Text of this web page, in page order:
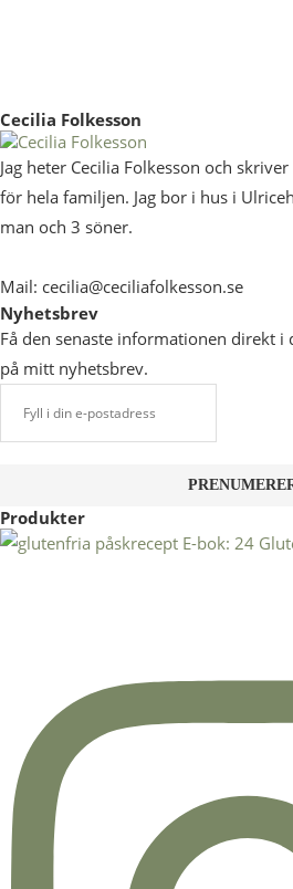
Cecilia Folkesson
Jag heter Cecilia Folkesson och
för hela familjen. Jag bor i hus i
man och 3 söner.
Mail: cecilia@ceciliafolkesson.se
Nyhetsbrev
Få den senaste informationen direkt
på mitt nyhetsbrev.
Produkter
E-bok: 24